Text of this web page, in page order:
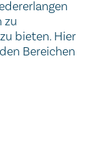
zu
bieten. Hier
Bereichen